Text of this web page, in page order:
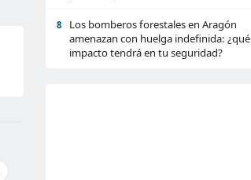
8
Los bomberos forestales en Aragón
amenazan con huelga indefinida: ¿qué
impacto tendrá en tu seguridad?